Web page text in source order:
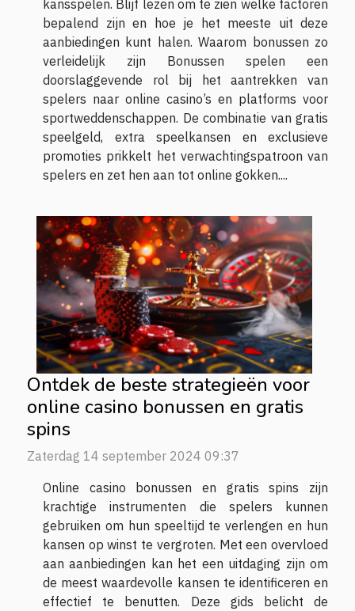
kansspelen. Blijf lezen om te zien welke factoren
bepalend zijn en hoe je het meeste uit deze
aanbiedingen kunt halen. Waarom bonussen zo
verleidelijk zijn Bonussen spelen een
doorslaggevende rol bij het aantrekken van
spelers naar online casino’s en platforms voor
sportweddenschappen. De combinatie van gratis
speelgeld, extra speelkansen en exclusieve
promoties prikkelt het verwachtingspatroon van
spelers en zet hen aan tot online gokken....
Ontdek de beste strategieën voor
online casino bonussen en gratis
spins
Zaterdag 14 september 2024 09:37
Online casino bonussen en gratis spins zijn
krachtige instrumenten die spelers kunnen
gebruiken om hun speeltijd te verlengen en hun
kansen op winst te vergroten. Met een overvloed
aan aanbiedingen kan het een uitdaging zijn om
de meest waardevolle kansen te identificeren en
effectief te benutten. Deze gids belicht de